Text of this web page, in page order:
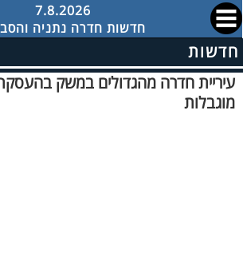
7.8.2026
חדשות חדרה נתניה
חדשות
עיריית חדרה מהגדולים במשק
מוגבלות